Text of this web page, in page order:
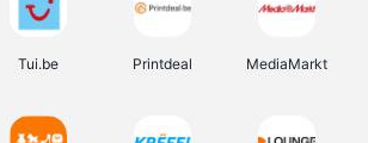
Tui.be Printdeal MediaMarkt